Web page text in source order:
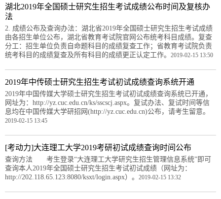
湖北2019年全国硕士研究生招生考试成绩公布时间及复核办
法
2. 成绩公布及查询办法：湖北省2019年全国硕士研究生招生考试成绩
由各招生单位公布，湖北省教育考试院官网公布统考科目成绩。复查
分工：招生单位负责自命题科目的成绩复查工作；省教育考试院负责
统考科目的成绩复查及所有科目的成绩更正认定工作。 2019-02-15 13:50
2019年中传硕士研究生招生考试初试成绩查询系统开通
2019年中国传媒大学硕士研究生招生考试初试成绩查询系统已开通，
网址为：http://yz.cuc.edu.cn/ks/sscscj.aspx。复试办法、复试时间等信
息均在中国传媒大学研招网(http://yz.cuc.edu.cn)公布，请考生留意。
2019-02-15 13:45
[考动力]大连理工大学2019考研初试成绩查询时间公布
查询方法 考生登录“大连理工大学研究生招生管理信息系统”即可
查询本人2019年全国硕士研究生招生考试初试成绩（网址为：
http://202.118.65.123:8080/ksxt/login.aspx）。 2019-02-15 13:32